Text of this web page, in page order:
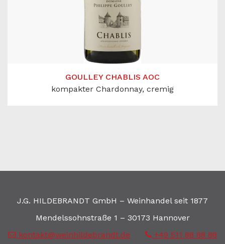
GOULLEY CHABLIS AOC
kompakter Chardonnay, cremig
J.G. HILDEBRANDT GmbH – Weinhandel seit 1877
Mendelssohnstraße 1 – 30173 Hannover
kontakt@weinhildebrandt.de
+49 511 88 88 88